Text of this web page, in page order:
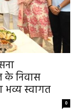
के निवास
भव्य स्वागत
0